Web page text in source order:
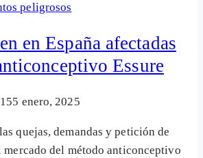
peligrosos
en España afectadas
Essure
5 enero, 2025
quejas, demandas y petición de
mercado del método anticonceptivo